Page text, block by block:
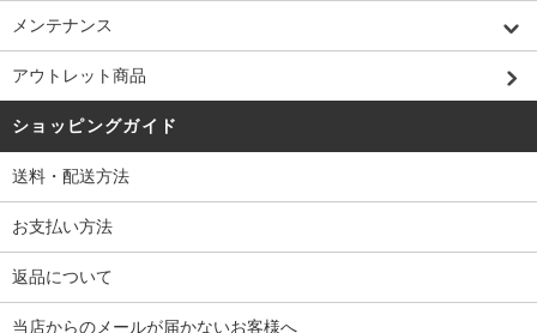
メンテナンス
アウトレット商品
ショッピングガイド
送料・配送方法
お支払い方法
返品について
当店からのメールが届かないお客様へ